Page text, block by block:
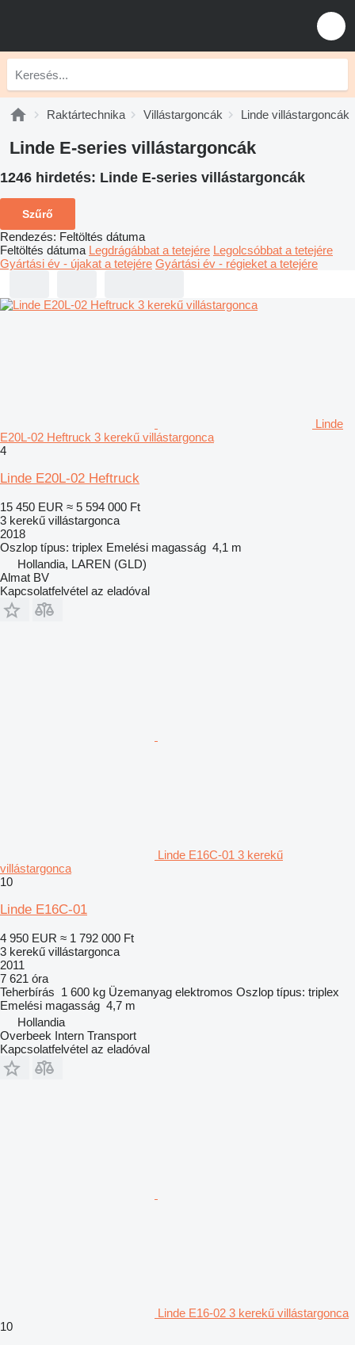
Raktártechnika Villástargoncák Linde villástargoncák
Linde E-series villástargoncák
1246 hirdetés: Linde E-series villástargoncák
Szűrő
Rendezés: Feltöltés dátuma
Feltöltés dátuma Legdrágábbat a tetejére Legolcsóbbat a tetejére
Gyártási év - újakat a tetejére Gyártási év - régieket a tetejére
Linde
E20L-02 Heftruck 3 kerekű villástargonca
4
Linde E20L-02 Heftruck
15 450 EUR ≈ 5 594 000 Ft
3 kerekű villástargonca
2018
Oszlop típus: triplex Emelési magasság 4,1 m
Hollandia, LAREN (GLD)
Almat BV
Kapcsolatfelvétel az eladóval
Linde E16C-01 3 kerekű
villástargonca
10
Linde E16C-01
4 950 EUR ≈ 1 792 000 Ft
3 kerekű villástargonca
2011
7 621 óra
Teherbírás 1 600 kg Üzemanyag elektromos Oszlop típus: triplex
Emelési magasság 4,7 m
Hollandia
Overbeek Intern Transport
Kapcsolatfelvétel az eladóval
Linde E16-02 3 kerekű villástargonca
10